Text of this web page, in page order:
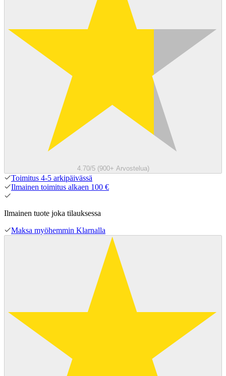
4.70/5 (900+ Arvostelua)
Toimitus 4-5 arkipäivässä
Ilmainen toimitus alkaen 100 €
Ilmainen tuote joka tilauksessa
Maksa myöhemmin Klarnalla